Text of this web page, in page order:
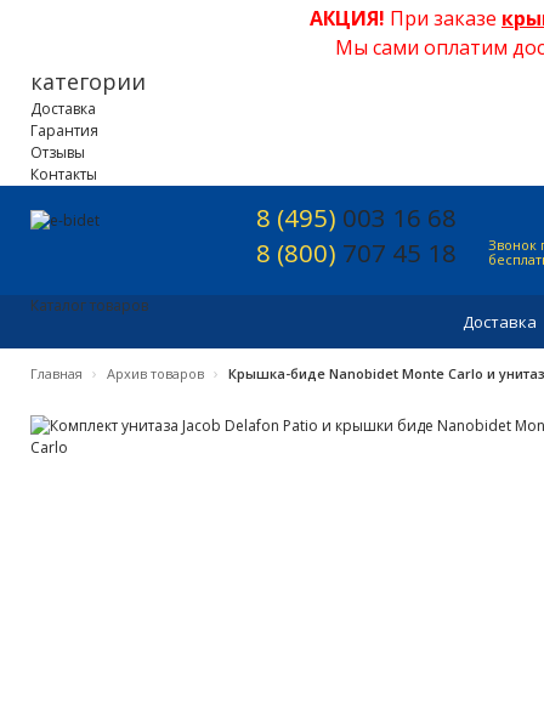
АКЦИЯ! При заказе
Мы сами оплатим
категории
Доставка
Гарантия
Отзывы
Контакты
8 (495) 003 16 68
8 (800) 707 45 18
Звонок
Каталог товаров
Доставка
Главная › Архив товаров › Крышка-биде Nanobidet Monte Carlo и унитаз